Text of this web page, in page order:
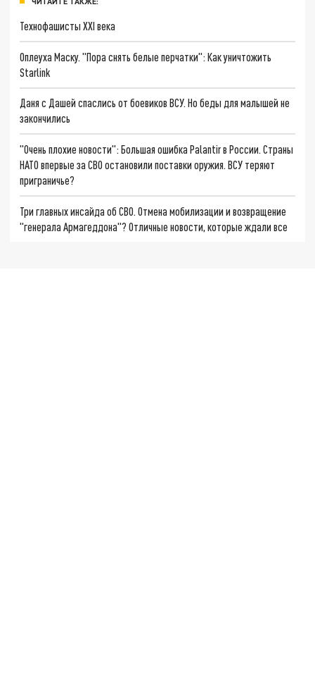
Технофашисты XXI века
Оплеуха Маску. "Пора снять белые перчатки": Как уничтожить
Starlink
Даня с Дашей спаслись от боевиков ВСУ. Но беды для малышей не
закончились
"Очень плохие новости": Большая ошибка Palantir в России. Страны
НАТО впервые за СВО остановили поставки оружия. ВСУ теряют
приграничье?
Три главных инсайда об СВО. Отмена мобилизации и возвращение
"генерала Армагеддона"? Отличные новости, которые ждали все